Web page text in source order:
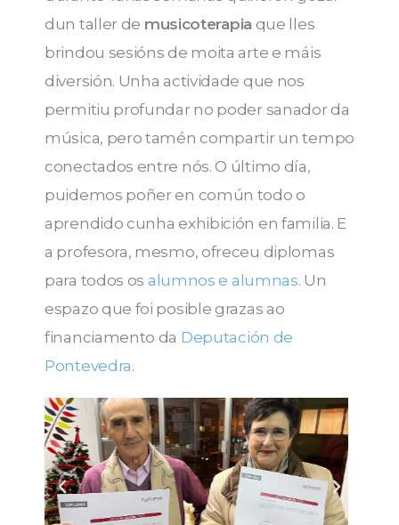
dun taller de musicoterapia que lles
brindou sesións de moita arte e máis
diversión. Unha actividade que nos
permitiu profundar no poder sanador da
música, pero tamén compartir un tempo
conectados entre nós. O último día,
puidemos poñer en común todo o
aprendido cunha exhibición en familia. E
a profesora, mesmo, ofreceu diplomas
para todos os alumnos e alumnas. Un
espazo que foi posible grazas ao
financiamento da Deputación de
Pontevedra.